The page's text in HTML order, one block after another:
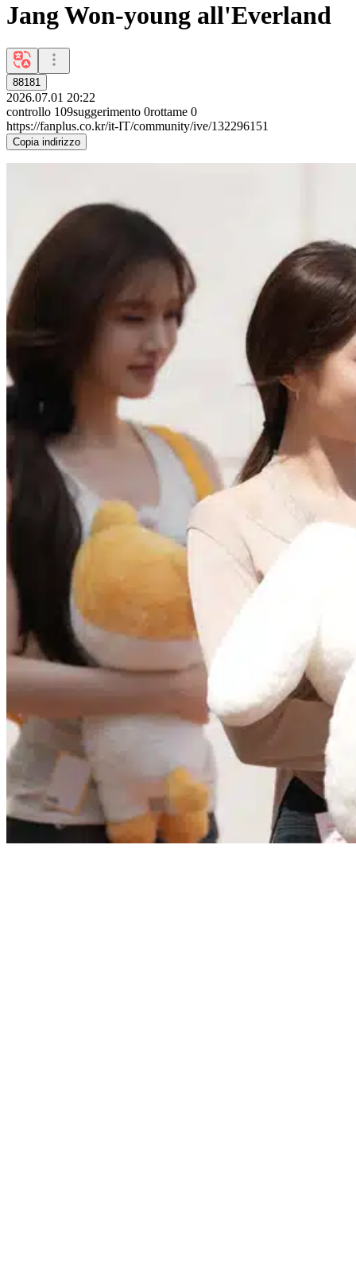
Jang Won-young all'Everland
88181
2026.07.01 20:22
controllo 109suggerimento 0rottame 0
https://fanplus.co.kr/it-IT/community/ive/132296151
Copia indirizzo